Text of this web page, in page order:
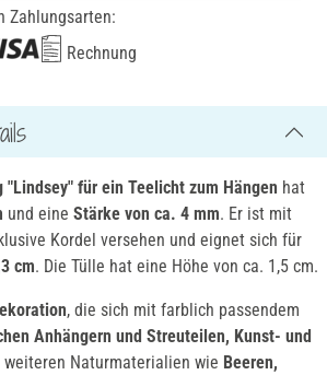
Zahlungsarten:
Rechnung
"Lindsey" für ein Teelicht zum Hängen hat
und eine Stärke von ca. 4 mm. Er ist mit
Kordel versehen und eignet sich für
cm. Die Tülle hat eine Höhe von ca. 1,5 cm.
, die sich mit farblich passendem
Anhängern und Streuteilen, Kunst- und
weiteren Naturmaterialien wie Beeren,